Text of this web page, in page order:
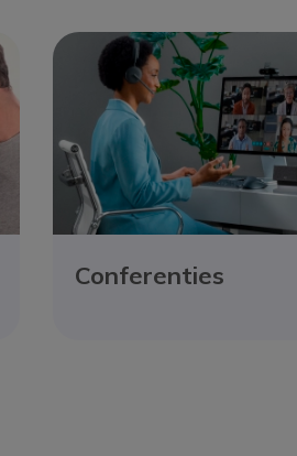
Conferenties